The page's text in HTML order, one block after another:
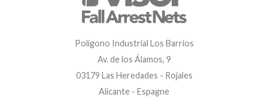
Polígono Industrial Los Barrios
Av. de los Álamos, 9
03179 Las Heredades - Rojales
Alicante - Espagne